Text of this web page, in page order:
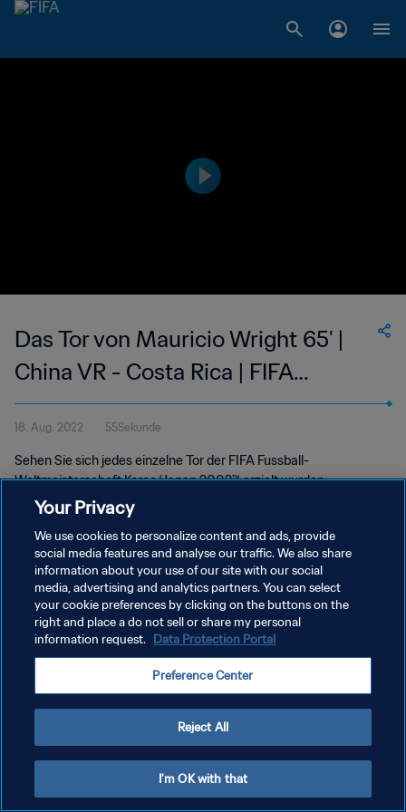
Das Tor von Mauricio Wright 65' |
China VR - Costa Rica | FIFA
Fussball-Weltmeisterschaft
Korea/Japan 2002™
18. Aug. 2022 55Sekunde
Sehen Sie sich jedes einzelne Tor der FIFA Fussball-
Weltmeisterschaft Korea/Japan 2002™ erzielt wurden.
DATENSCHUTZ
NUTZUNGSBEDINGUNGEN
COOKIE-EINSTELLUNGEN VERWALTEN
Your Privacy
We use cookies to personalize content and ads, provide
social media features and analyse our traffic. We also share
information about your use of our site with our social
media, advertising and analytics partners. You can select
your cookie preferences by clicking on the buttons on the
right and place a do not sell or share my personal
information request. Data Protection Portal
Preference Center
Reject All
I'm OK with that